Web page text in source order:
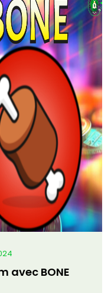
avec BONE